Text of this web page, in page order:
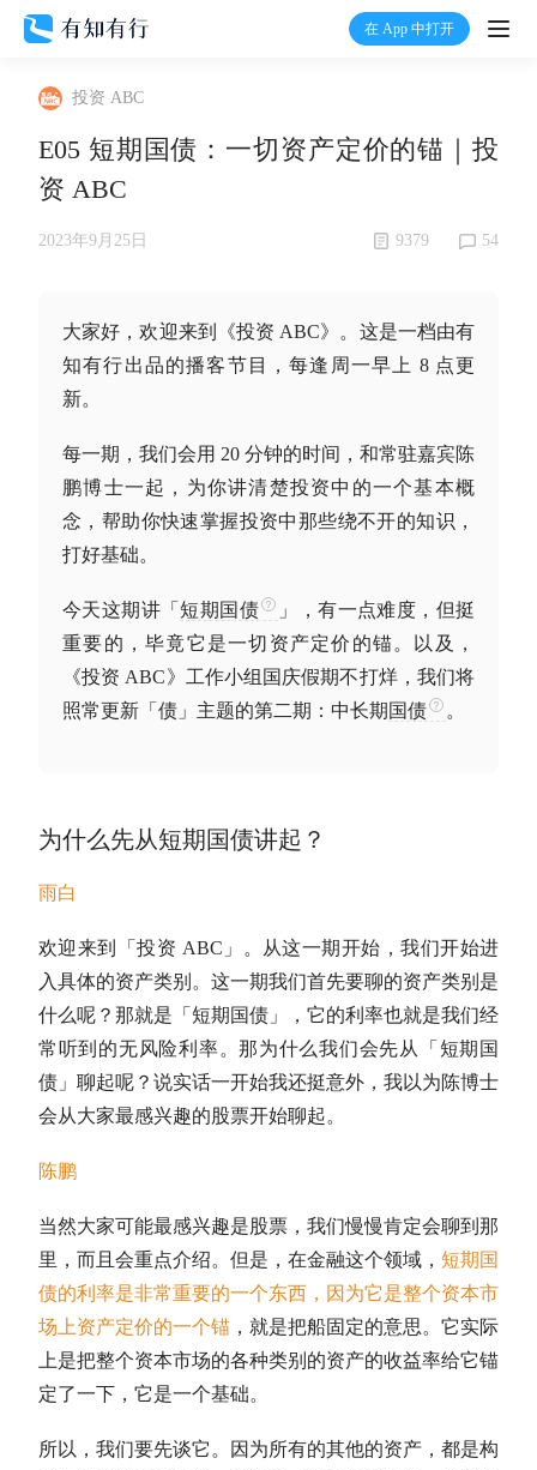
在 App 中打开
打
温度计
投资 ABC
E05 短期国债：一切资产定价的锚｜投
资 ABC
2023年9月25日 9379 54
大家好，欢迎来到《投资 ABC》。这是一档由有
知有行出品的播客节目，每逢周一早上 8 点更
新。
每一期，我们会用 20 分钟的时间，和常驻嘉宾陈
鹏博士一起，为你讲清楚投资中的一个基本概
念，帮助你快速掌握投资中那些绕不开的知识，
打好基础。
今天这期讲「短期国债
」，有一点难度，但挺
重要的，毕竟它是一切资产定价的锚。以及，
《投资 ABC》工作小组国庆假期不打烊，我们将
照常更新「债」主题的第二期：中长期 国债 。
为什么先从短期国债讲起？
雨白
欢迎来到「投资 ABC」。从这一期开始，我们开始进
入具体的资产类别。这一期我们首先要聊的资产类别是
什么呢？那就是「 短期国债 」，它的利率也就是我们经
常听到的无风险利率。那为什么我们会先从「 短期国
债 」聊起呢？说实话一开始我还挺意外，我以为陈博士
会从大家最感兴趣的股票开始聊起。
陈鹏
当然大家可能最感兴趣是股票，我们慢慢肯定会聊到那
里，而且会重点介绍。但是，在金融这个领域， 短期国
债的利率是非常重要的一个东西，因为它是整个资本市
场上资产定价的一个锚 ，就是把船固定的意思。它实际
上是把整个资本市场的各种类别的资产的收益率给它锚
定了一下，它是一个基础。
所以，我们要先谈它。因为所有的其他的资产，都是构